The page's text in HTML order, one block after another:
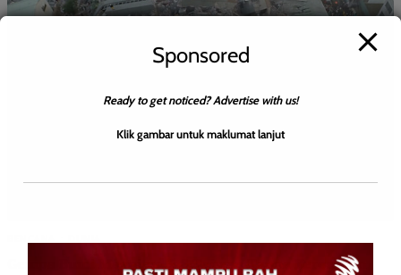
Gempa Bumi Magnitud 5.8 Taiwan Tanpa Kerosakan
Sponsored
Ready to get noticed? Advertise with us!
Klik gambar untuk maklumat lanjut